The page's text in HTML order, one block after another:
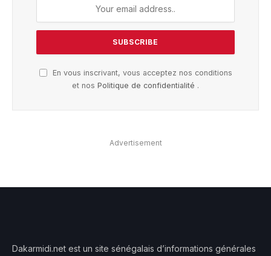
En vous inscrivant, vous acceptez nos conditions
et nos Politique de confidentialité .
Advertisement
Dakarmidi.net est un site sénégalais d’informations générales